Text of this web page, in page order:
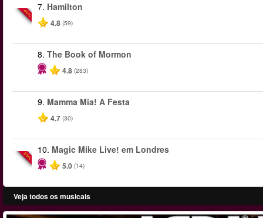
-40%
7. Hamilton
4.8 (59)
8. The Book of Mormon
4.8 (283)
9. Mamma Mia! A Festa
4.7 (30)
-25%
10. Magic Mike Live! em Londres
5.0 (14)
Veja todos os musicais